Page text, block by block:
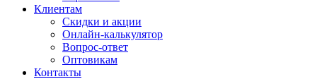
Клиентам
Скидки и акции
Онлайн-калькулятор
Вопрос-ответ
Оптовикам
Контакты